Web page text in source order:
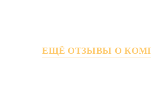
ЕЩЁ ОТЗЫВЫ О